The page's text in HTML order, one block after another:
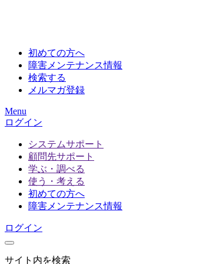
初めての方へ
障害メンテナンス情報
検索する
メルマガ登録
Menu
ログイン
システムサポート
顧問先サポート
学ぶ・調べる
使う・考える
初めての方へ
障害メンテナンス情報
ログイン
サイト内を検索